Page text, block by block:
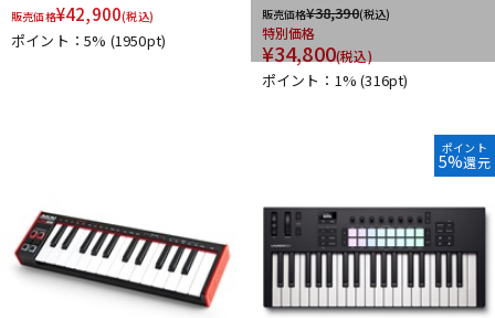
販売価格¥42,900(税込)
ポイント：5% (1950pt)
販売価格¥38,390(税込)
特別価格
¥34,800(税込)
ポイント：1%(316pt)
ポイント
5%還元